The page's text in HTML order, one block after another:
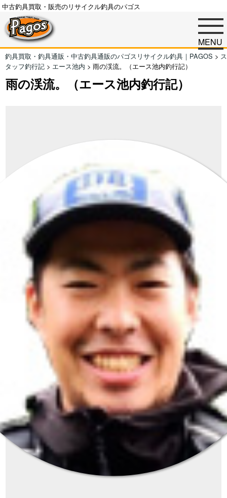
中古釣具買取・販売のリサイクル釣具のパゴス
MENU
釣具買取・釣具通販・中古釣具通販のパゴスリサイクル釣具｜PAGOS > ス
タッフ釣行記 > エース池内 > 雨の渓流。（エース池内釣行記）
雨の渓流。（エース池内釣行記）